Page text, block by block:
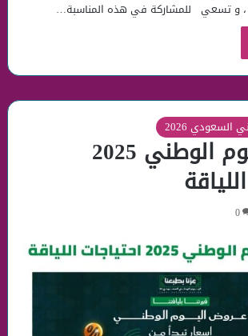
، و تسعي للمشاركة في هذه المناسبة…
2026
عروض اليوم الوطني 2025
0